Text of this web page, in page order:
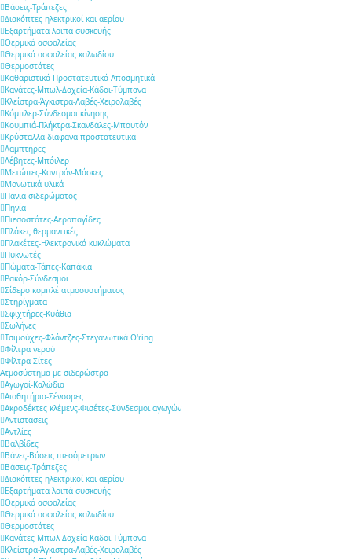
Βάσεις-Τράπεζες
Διακόπτες ηλεκτρικοί και αερίου
Εξαρτήματα λοιπά συσκευής
Θερμικά ασφαλείας
Θερμικά ασφαλείας καλωδίου
Θερμοστάτες
Καθαριστικά-Προστατευτικά-Αποσμητικά
Κανάτες-Μπωλ-Δοχεία-Κάδοι-Τύμπανα
Κλείστρα-Άγκιστρα-Λαβές-Χειρολαβές
Κόμπλερ-Σύνδεσμοι κίνησης
Κουμπιά-Πλήκτρα-Σκανδάλες-Μπουτόν
Κρύσταλλα διάφανα προστατευτικά
Λαμπτήρες
Λέβητες-Μπόιλερ
Μετώπες-Καντράν-Μάσκες
Μονωτικά υλικά
Πανιά σιδερώματος
Πηνία
Πιεσοστάτες-Αεροπαγίδες
Πλάκες θερμαντικές
Πλακέτες-Ηλεκτρονικά κυκλώματα
Πυκνωτές
Πώματα-Τάπες-Καπάκια
Ρακόρ-Σύνδεσμοι
Σίδερο κομπλέ ατμοσυστήματος
Στηρίγματα
Σφιχτήρες-Κυάθια
Σωλήνες
Τσιμούχες-Φλάντζες-Στεγανωτικά O'ring
Φίλτρα νερού
Φίλτρα-Σίτες
Ατμοσύστημα με σιδερώστρα
Αγωγοί-Καλώδια
Αισθητήρια-Σένσορες
Ακροδέκτες κλέμενς-Φισέτες-Σύνδεσμοι αγωγών
Αντιστάσεις
Αντλίες
Βαλβίδες
Βάνες-Βάσεις πιεσόμετρων
Βάσεις-Τράπεζες
Διακόπτες ηλεκτρικοί και αερίου
Εξαρτήματα λοιπά συσκευής
Θερμικά ασφαλείας
Θερμικά ασφαλείας καλωδίου
Θερμοστάτες
Κανάτες-Μπωλ-Δοχεία-Κάδοι-Τύμπανα
Κλείστρα-Άγκιστρα-Λαβές-Χειρολαβές